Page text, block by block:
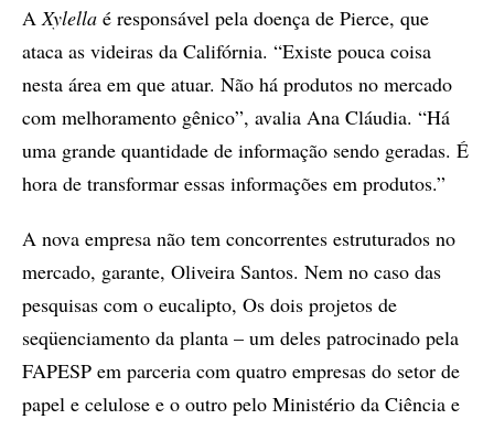
A Xylella é responsável pela doença de Pierce, que
ataca as videiras da Califórnia. “Existe pouca coisa
nesta área em que atuar. Não há produtos no mercado
com melhoramento gênico”, avalia Ana Cláudia. “Há
uma grande quantidade de informação sendo geradas. É
hora de transformar essas informações em produtos.”
A nova empresa não tem concorrentes estruturados no
mercado, garante, Oliveira Santos. Nem no caso das
pesquisas com o eucalipto, Os dois projetos de
seqüenciamento da planta – um deles patrocinado pela
FAPESP em parceria com quatro empresas do setor de
papel e celulose e o outro pelo Ministério da Ciência e